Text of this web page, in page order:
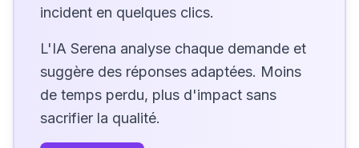
incident en quelques clics.
L'IA Serena analyse chaque demande et
suggère des réponses adaptées. Moins
de temps perdu, plus d'impact sans
sacrifier la qualité.